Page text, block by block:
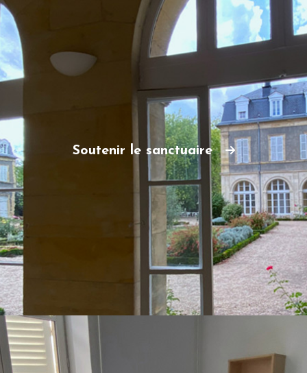
Soutenir le sanctuaire